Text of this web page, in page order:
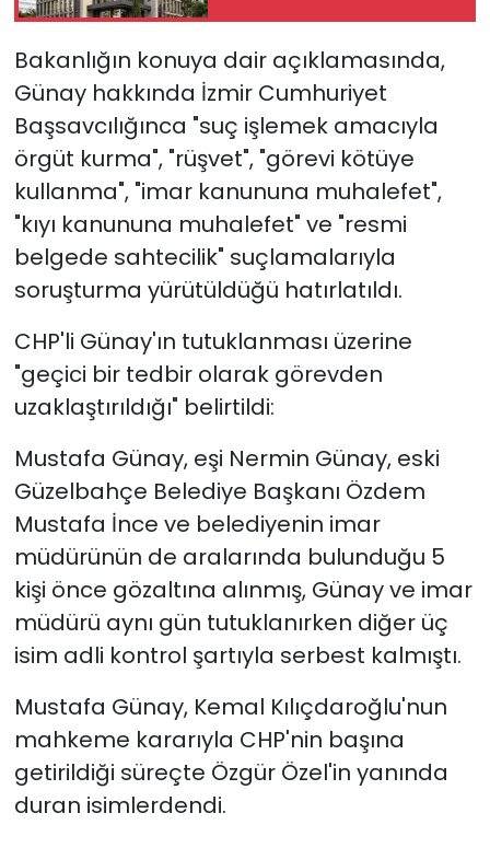
Bakanlığın konuya dair açıklamasında,
Günay hakkında İzmir Cumhuriyet
Başsavcılığınca "suç işlemek amacıyla
örgüt kurma", "rüşvet", "görevi kötüye
kullanma", "imar kanununa muhalefet",
"kıyı kanununa muhalefet" ve "resmi
belgede sahtecilik" suçlamalarıyla
soruşturma yürütüldüğü hatırlatıldı.
CHP'li Günay'ın tutuklanması üzerine
"geçici bir tedbir olarak görevden
uzaklaştırıldığı" belirtildi:
Mustafa Günay, eşi Nermin Günay, eski
Güzelbahçe Belediye Başkanı Özdem
Mustafa İnce ve belediyenin imar
müdürünün de aralarında bulunduğu 5
kişi önce gözaltına alınmış, Günay ve imar
müdürü aynı gün tutuklanırken diğer üç
isim adli kontrol şartıyla serbest kalmıştı.
Mustafa Günay, Kemal Kılıçdaroğlu'nun
mahkeme kararıyla CHP'nin başına
getirildiği süreçte Özgür Özel'in yanında
duran isimlerdendi.